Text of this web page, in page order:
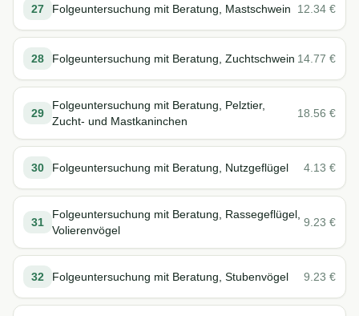
27 Folgeuntersuchung mit Beratung, Mastschwein 12.34 €
28 Folgeuntersuchung mit Beratung, Zuchtschwein 14.77 €
29
Folgeuntersuchung mit Beratung, Pelztier,
Zucht- und Mastkaninchen
18.56 €
30 Folgeuntersuchung mit Beratung, Nutzgeflügel 4.13 €
31
Folgeuntersuchung mit Beratung, Rassegeflügel,
Volierenvögel
9.23 €
32 Folgeuntersuchung mit Beratung, Stubenvögel 9.23 €